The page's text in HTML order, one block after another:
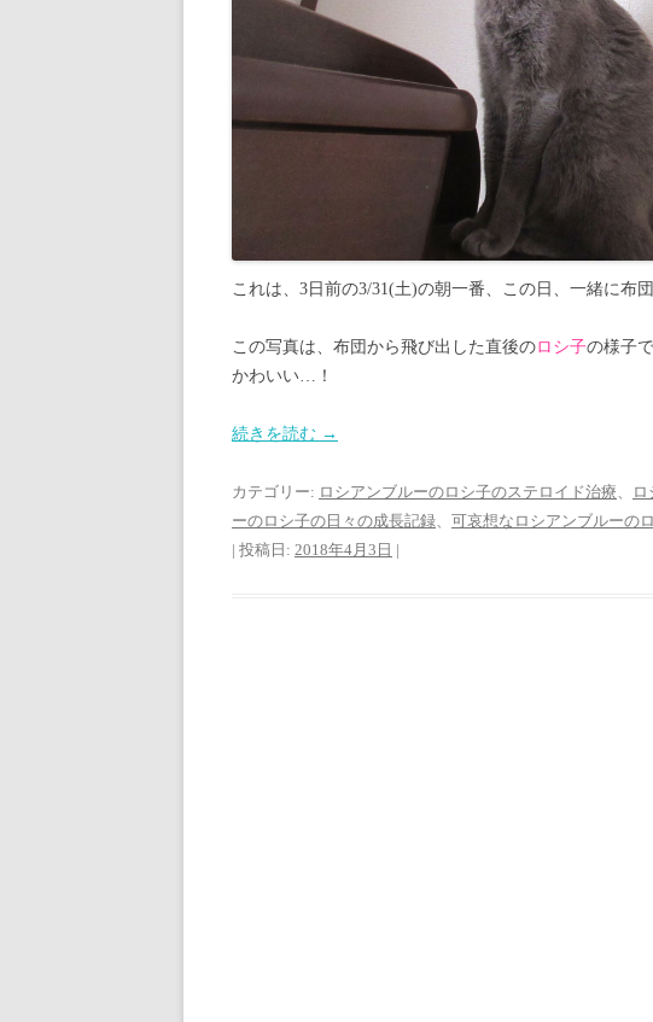
これは、3日前の3/31(土)の朝一番、この日、一緒に布
この写真は、布団から飛び出した直後のロシ子の様子
かわいい…！
続きを読む →
カテゴリー: ロシアンブルーのロシ子のステロイド治療 ロ
ーのロシ子の日々の成長記録
可哀想なロシアンブルーの
| 投稿日: 2018年4月3日 |